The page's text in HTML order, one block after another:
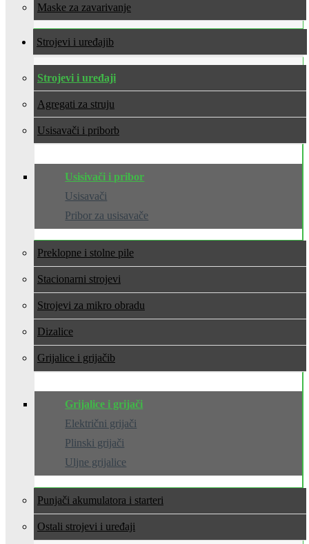
Maske za zavarivanje
Strojevi i uređaji
Strojevi i uređaji
Agregati za struju
Usisavači i pribor
Usisivači i pribor
Usisavači
Pribor za usisavače
Preklopne i stolne pile
Stacionarni strojevi
Strojevi za mikro obradu
Dizalice
Grijalice i grijači
Grijalice i grijači
Električni grijači
Plinski grijači
Uljne grijalice
Punjači akumulatora i starteri
Ostali strojevi i uređaji